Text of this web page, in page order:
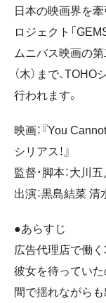
日本の映画界を
ロジェクト「
ムニバス映画の第
（木）まで、
行われます。
映画：『You
シリアス！』
監督・脚本：大川五
出演：黒島結菜
●あらすじ
広告代理店で働く
彼女を待ってい
間で揺れながらも